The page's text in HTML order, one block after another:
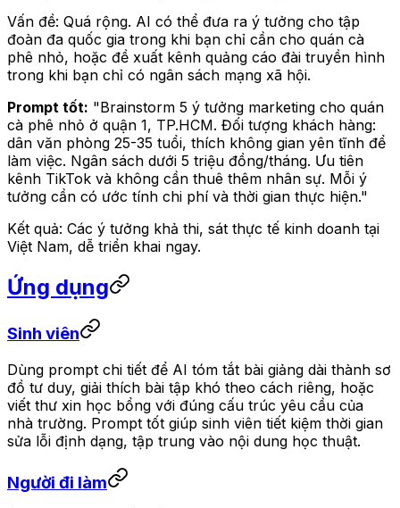
Vấn đề: Quá rộng. AI có thể đưa ra ý tưởng cho tập
đoàn đa quốc gia trong khi bạn chỉ cần cho quán cà
phê nhỏ, hoặc đề xuất kênh quảng cáo đài truyền hình
trong khi bạn chỉ có ngân sách mạng xã hội.
Prompt tốt: "Brainstorm 5 ý tưởng marketing cho quán
cà phê nhỏ ở quận 1, TP.HCM. Đối tượng khách hàng:
dân văn phòng 25-35 tuổi, thích không gian yên tĩnh để
làm việc. Ngân sách dưới 5 triệu đồng/tháng. Ưu tiên
kênh TikTok và không cần thuê thêm nhân sự. Mỗi ý
tưởng cần có ước tính chi phí và thời gian thực hiện."
Kết quả: Các ý tưởng khả thi, sát thực tế kinh doanh tại
Việt Nam, dễ triển khai ngay.
Ứng dụng
Sinh viên
Dùng prompt chi tiết để AI tóm tắt bài giảng dài thành sơ
đồ tư duy, giải thích bài tập khó theo cách riêng, hoặc
viết thư xin học bổng với đúng cấu trúc yêu cầu của
nhà trường. Prompt tốt giúp sinh viên tiết kiệm thời gian
sửa lỗi định dạng, tập trung vào nội dung học thuật.
Người đi làm